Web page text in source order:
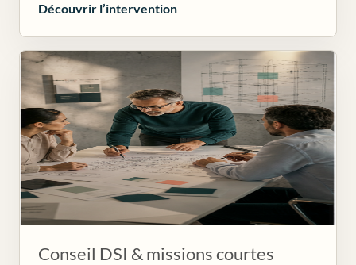
Découvrir l’intervention
Conseil DSI & missions courtes